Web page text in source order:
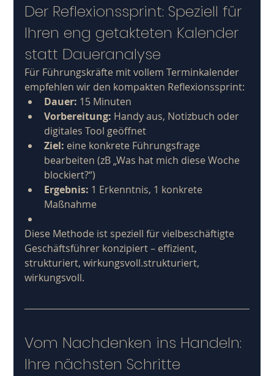
Der Reflexionssprint: Speziell für
Ihren eng getakteten Kalender
statt Daueranalyse
Für Führungskräfte mit vollem Terminkalender
empfehlen wir den kompakten Reflexionssprint:
Dauer: 15 Minuten
Vorbereitung: Handy aus, Notizbuch oder
digitales Tool geöffnet
Ziel: eine konkrete Führungsfrage
bearbeiten (zB „Was hat mich diese Woche
blockiert?“)
Ergebnis: 1 Erkenntnis, 1 konkrete
Maßnahme
Diese Methode ist speziell für vielbeschäftigte
Geschäftsführer konzipiert – effizient,
strukturiert, wirkungsvoll.strukturiert,
wirkungsvoll.
Vom Nachdenken ins Handeln:
Ihre nächsten Schritte